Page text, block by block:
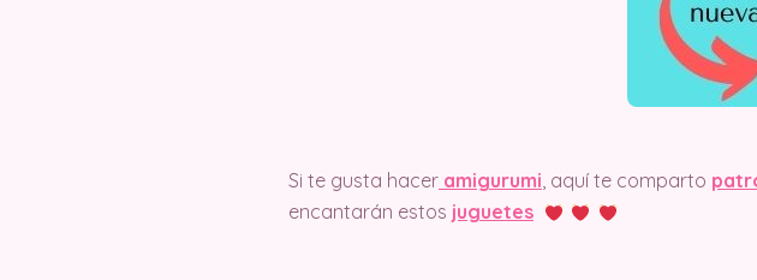
Si te gusta hacer amigurumi, aquí te comparto
encantarán estos juguetes